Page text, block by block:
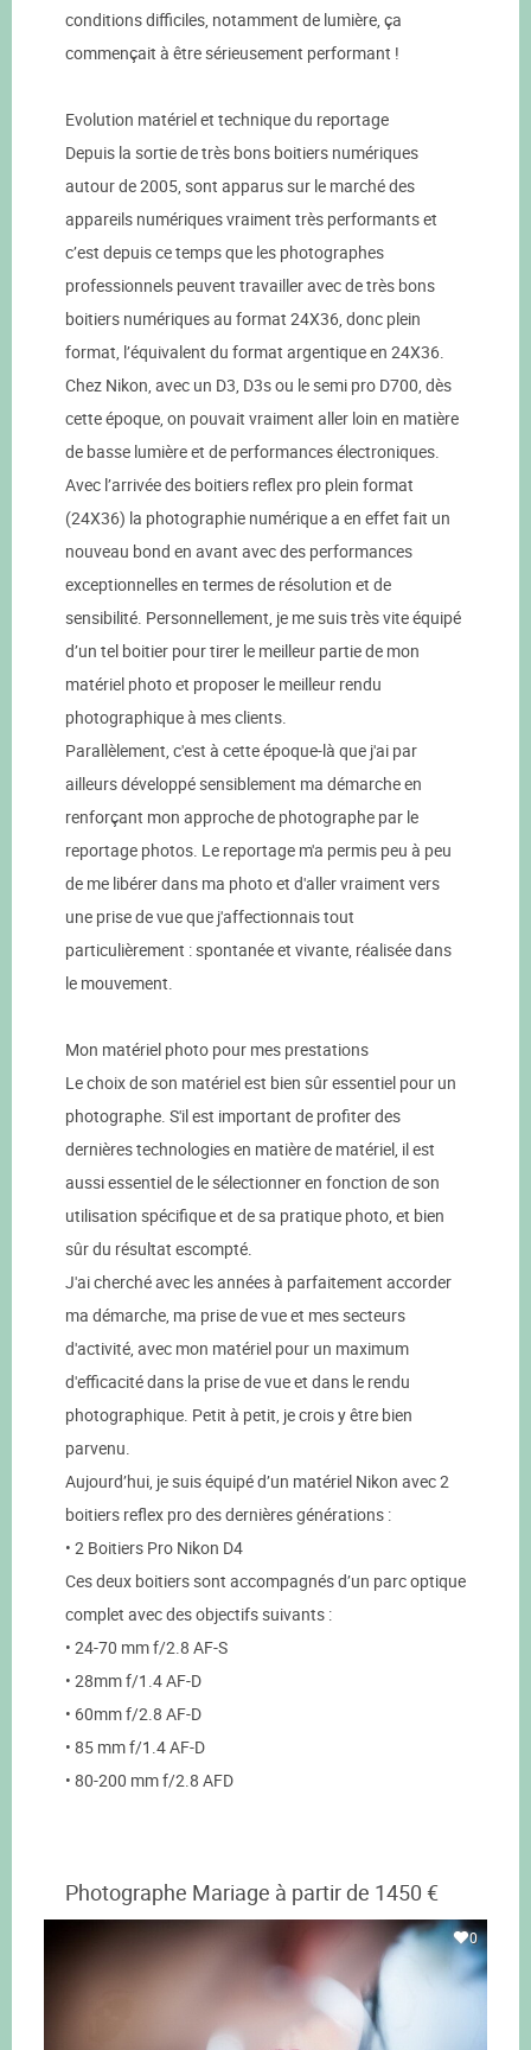
conditions difficiles, notamment de lumière, ça
commençait à être sérieusement performant !
Evolution matériel et technique du reportage
Depuis la sortie de très bons boitiers numériques
autour de 2005, sont apparus sur le marché des
appareils numériques vraiment très performants et
c’est depuis ce temps que les photographes
professionnels peuvent travailler avec de très bons
boitiers numériques au format 24X36, donc plein
format, l’équivalent du format argentique en 24X36.
Chez Nikon, avec un D3, D3s ou le semi pro D700, dès
cette époque, on pouvait vraiment aller loin en matière
de basse lumière et de performances électroniques.
Avec l’arrivée des boitiers reflex pro plein format
(24X36) la photographie numérique a en effet fait un
nouveau bond en avant avec des performances
exceptionnelles en termes de résolution et de
sensibilité. Personnellement, je me suis très vite équipé
d’un tel boitier pour tirer le meilleur partie de mon
matériel photo et proposer le meilleur rendu
photographique à mes clients.
Parallèlement, c'est à cette époque-là que j'ai par
ailleurs développé sensiblement ma démarche en
renforçant mon approche de photographe par le
reportage photos. Le reportage m'a permis peu à peu
de me libérer dans ma photo et d'aller vraiment vers
une prise de vue que j'affectionnais tout
particulièrement : spontanée et vivante, réalisée dans
le mouvement.
Mon matériel photo pour mes prestations
Le choix de son matériel est bien sûr essentiel pour un
photographe. S'il est important de profiter des
dernières technologies en matière de matériel, il est
aussi essentiel de le sélectionner en fonction de son
utilisation spécifique et de sa pratique photo, et bien
sûr du résultat escompté.
J'ai cherché avec les années à parfaitement accorder
ma démarche, ma prise de vue et mes secteurs
d'activité, avec mon matériel pour un maximum
d'efficacité dans la prise de vue et dans le rendu
photographique. Petit à petit, je crois y être bien
parvenu.
Aujourd’hui, je suis équipé d’un matériel Nikon avec 2
boitiers reflex pro des dernières générations :
• 2 Boitiers Pro Nikon D4
Ces deux boitiers sont accompagnés d’un parc optique
complet avec des objectifs suivants :
• 24-70 mm f/2.8 AF-S
• 28mm f/1.4 AF-D
• 60mm f/2.8 AF-D
• 85 mm f/1.4 AF-D
• 80-200 mm f/2.8 AFD
Photographe Mariage à partir de 1450 €
0